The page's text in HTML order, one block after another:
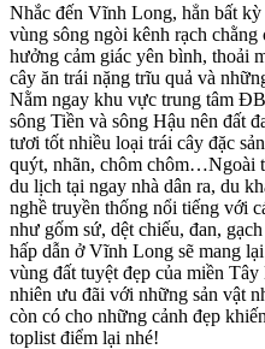
Nhắc đến Vĩnh Long, hẳn bất
vùng sông ngòi kênh rạch
hưởng cảm giác yên bình, thoải
cây ăn trái nặng trĩu quả và
Nằm ngay khu vực trung tâm
sông Tiền và sông Hậu nên đất
tươi tốt nhiều loại trái cây đặc
quýt, nhãn, chôm chôm…Ngoài
du lịch tại ngay nhà dân ra, du
nghề truyền thống nổi tiếng với
như gốm sứ, dệt chiếu, đan,
hấp dẫn ở Vĩnh Long sẽ mang
vùng đất tuyệt đẹp của miền
nhiên ưu đãi với những sản vật
còn có cho những cảnh đẹp
toplist điểm lại nhé!